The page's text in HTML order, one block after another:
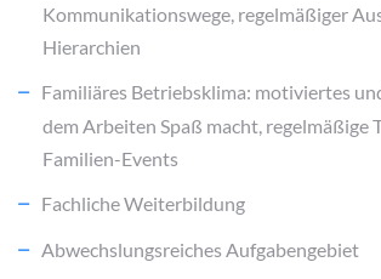
Kommunikationswege, regelmäßiger
Hierarchien
Familiäres Betriebsklima: motiviertes
dem Arbeiten Spaß macht, regelmäßige
Familien-Events
Fachliche Weiterbildung
Abwechslungsreiches Aufgabengebiet